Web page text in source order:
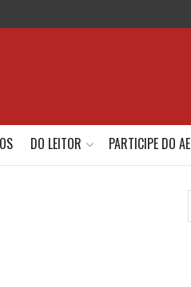
DO LEITOR PARTICIPE DO AE